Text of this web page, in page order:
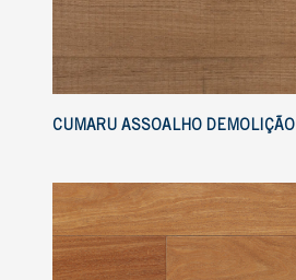
CUMARU ASSOALHO DEMOLIÇÃO